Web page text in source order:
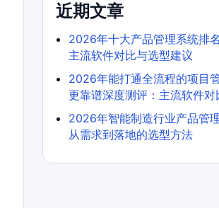
近期文章
2026年十大产品管理系统排
主流软件对比与选型建议
2026年能打通全流程的项目
更靠谱深度测评：主流软件对
2026年智能制造行业产品管
从需求到落地的选型方法